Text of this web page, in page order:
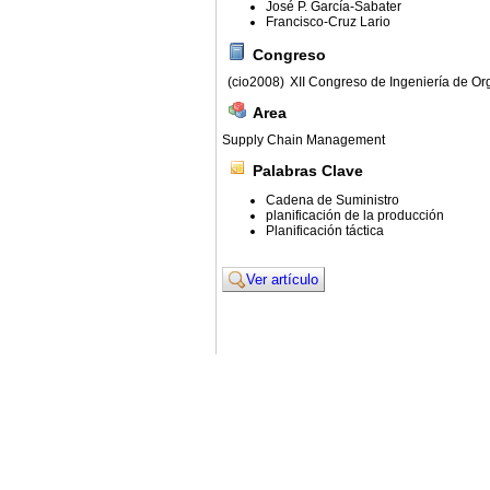
José P. García-Sabater
Francisco-Cruz Lario
Congreso
(cio2008) XII Congreso de Ingeniería de
Area
Supply Chain Management
Palabras Clave
Cadena de Suministro
planificación de la producción
Planificación táctica
Ver artículo